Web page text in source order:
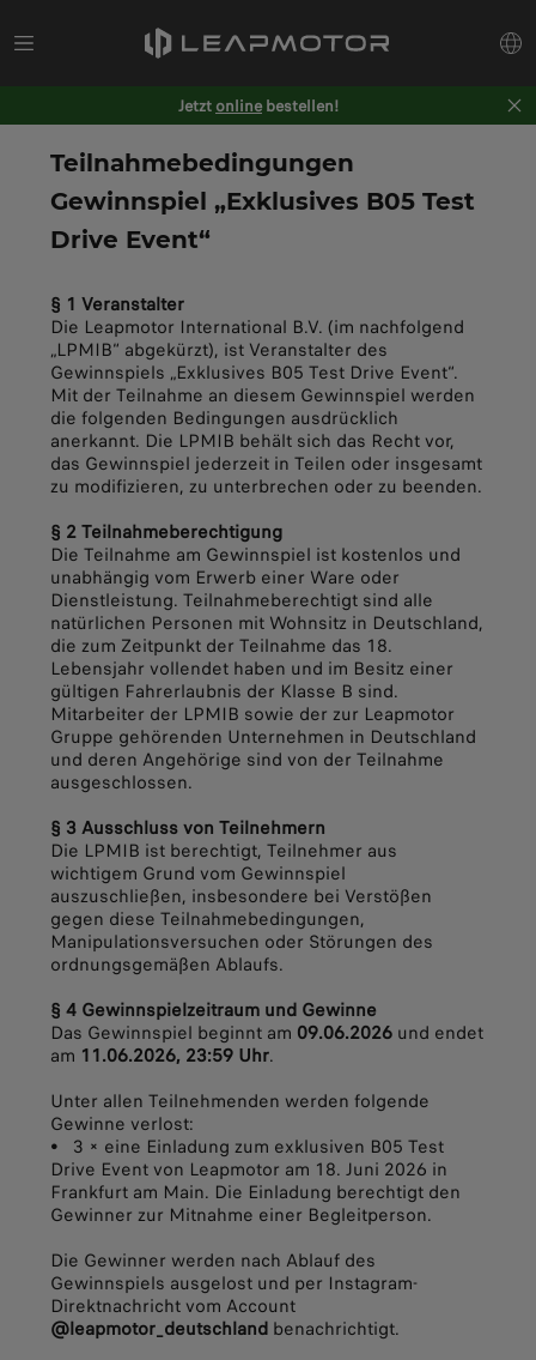
Jetzt online bestellen!
Teilnahmebedingungen
Gewinnspiel „Exklusives B05 Test
Drive Event“
§ 1 Veranstalter
Die Leapmotor International B.V. (im nachfolgend
„LPMIB“ abgekürzt), ist Veranstalter des
Gewinnspiels „Exklusives B05 Test Drive Event“.
Mit der Teilnahme an diesem Gewinnspiel werden
die folgenden Bedingungen ausdrücklich
anerkannt. Die LPMIB behält sich das Recht vor,
das Gewinnspiel jederzeit in Teilen oder insgesamt
zu modifizieren, zu unterbrechen oder zu beenden.
§ 2 Teilnahmeberechtigung
Die Teilnahme am Gewinnspiel ist kostenlos und
unabhängig vom Erwerb einer Ware oder
Dienstleistung. Teilnahmeberechtigt sind alle
natürlichen Personen mit Wohnsitz in Deutschland,
die zum Zeitpunkt der Teilnahme das 18.
Lebensjahr vollendet haben und im Besitz einer
gültigen Fahrerlaubnis der Klasse B sind.
Mitarbeiter der LPMIB sowie der zur Leapmotor
Gruppe gehörenden Unternehmen in Deutschland
und deren Angehörige sind von der Teilnahme
ausgeschlossen.
§ 3 Ausschluss von Teilnehmern
Die LPMIB ist berechtigt, Teilnehmer aus
wichtigem Grund vom Gewinnspiel
auszuschließen, insbesondere bei Verstößen
gegen diese Teilnahmebedingungen,
Manipulationsversuchen oder Störungen des
ordnungsgemäßen Ablaufs.
§ 4 Gewinnspielzeitraum und Gewinne
Das Gewinnspiel beginnt am 09.06.2026 und endet
am 11.06.2026, 23:59 Uhr.
Unter allen Teilnehmenden werden folgende
Gewinne verlost:
• 3 × eine Einladung zum exklusiven B05 Test
Drive Event von Leapmotor am 18. Juni 2026 in
Frankfurt am Main. Die Einladung berechtigt den
Gewinner zur Mitnahme einer Begleitperson.
Die Gewinner werden nach Ablauf des
Gewinnspiels ausgelost und per Instagram-
Direktnachricht vom Account
@leapmotor_deutschland benachrichtigt.